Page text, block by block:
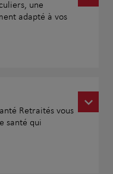
une
adapté à vos
Retraités vous
santé qui